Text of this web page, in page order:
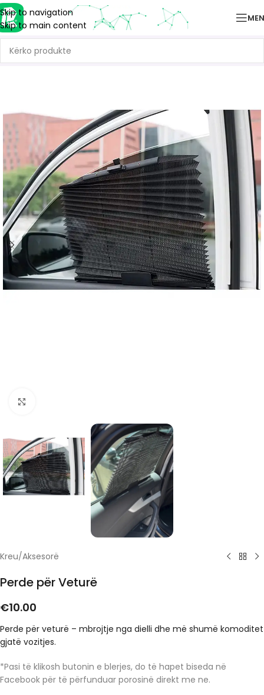
Skip to navigation
Skip to main content
Kreu/Aksesorë
Perde për Veturë
€10.00
Perde për veturë – mbrojtje nga dielli dhe më shumë komoditet
gjatë vozitjes.
*Pasi të klikosh butonin e blerjes, do të hapet biseda në
Facebook për të përfunduar porosinë direkt me ne.